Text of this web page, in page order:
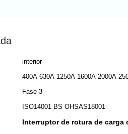
interior
400A 630A 1250A 1600A 2000A
Fase 3
ISO14001 BS OHSAS18001
Interruptor de rotura de carga